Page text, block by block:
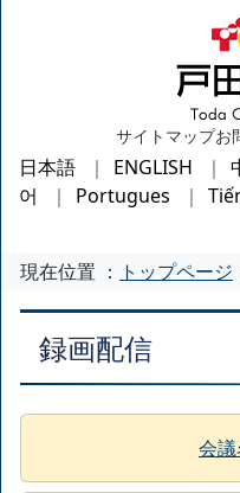
サイトマップお
日本語 ENGLISH
어
Portugues
現在位置 ： トップページ
録画配信
会